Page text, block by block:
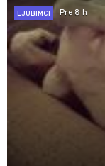
LJUBIMCI
Pre 8 h